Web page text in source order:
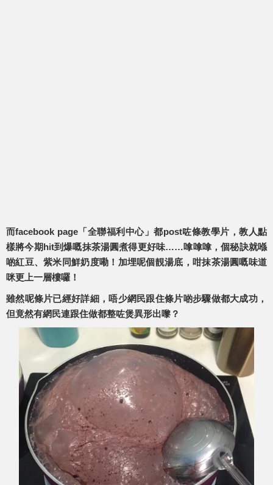
而facebook page「全聯福利中心」都post咗條教學片，教人點
樣將今期hit到爆嘅抹茶湯圓煮得更好味……嗱嗱嗱，個秘訣就喺
啲紅豆、紫米同鮮奶度嘞！加埋呢個靚湯底，咁抹茶湯圓嘅味道
咪更上一層樓囉！
雖然呢條片已經好詳細，唔少網民跟住條片啲步驟做都大成功，
但竟然有網民連跟住做都整咗煲異形出嚟？